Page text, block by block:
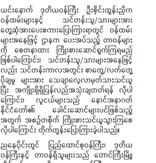
ယင်းနောက် ဒုတိယဝန်ကြီး ဦးစိုင်းထွန်းညိုက
ဝန်ထမ်းများနှင့် သင်တန်းသူ/သားများအား
တွေ့ဆုံအားပေးစကားပြောကြားရာတွင် ဝန်ထမ်း
များအနေဖြင့် ဌာနက ပေးအပ်သည့် တာဝန်များ
ကို စေတနာထား ကြိုးစားဆောင်ရွက်ကြရမည်
ဖြစ်ပါကြောင်း၊ သင်တန်းသူ/သားများအနေဖြင့်
လည်း သင်တန်းကာလအတွင်း စာတွေ့/လက်တွေ့
ပိုချမှု များအား သေချာလေ့လာမှတ်သားသင်ယူ
ပြီး အကျိုးရှိရှိပြန်လည်အသုံးချတတ်ရန် လိုပါ
ကြောင်း၊ လူငယ်များသည် နောင်အနာဂတ်
နိုင်ငံတော်၏ ခေါင်းဆောင်များပင်ဖြစ်သည့်
အတွက် အစဉ်တစိုက် ကြိုးစားသင်ယူသွားကြစေ
လိုပါကြောင်း တိုက်တွန်းပြောကြားခဲ့ပါသည်။
ညနေပိုင်းတွင် ပြည်ထောင်စုဝန်ကြီး၊ ဒုတိယ
ဝန်ကြီးနှင့် တာဝန်ရှိသူများသည် တောင်ကြီးမြို့၊